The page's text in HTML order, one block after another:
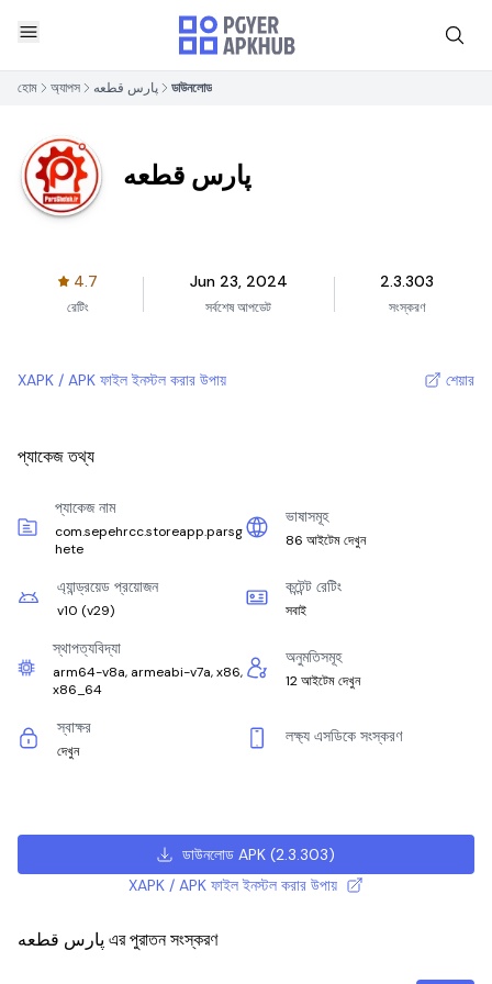
হোম অ্যাপস پارس قطعه ডাউনলোড
پارس قطعه
4.7
রেটিং
Jun 23, 2024
সর্বশেষ আপডেট
2.3.303
সংস্করণ
XAPK / APK ফাইল ইনস্টল করার উপায় শেয়ার
প্যাকেজ তথ্য
প্যাকেজ নাম
com.sepehrcc.storeapp.parsg
hete
ভাষাসমূহ
86 আইটেম দেখুন
এ্যান্ড্রয়েড প্রয়োজন
v10 (v29)
কন্টেন্ট রেটিং
সবাই
স্থাপত্যবিদ্যা
arm64-v8a, armeabi-v7a, x86,
x86_64
অনুমতিসমূহ
12 আইটেম দেখুন
স্বাক্ষর
দেখুন
লক্ষ্য এসডিকে সংস্করণ
ডাউনলোড APK (2.3.303)
XAPK / APK ফাইল ইনস্টল করার উপায়
پارس قطعه এর পুরাতন সংস্করণ